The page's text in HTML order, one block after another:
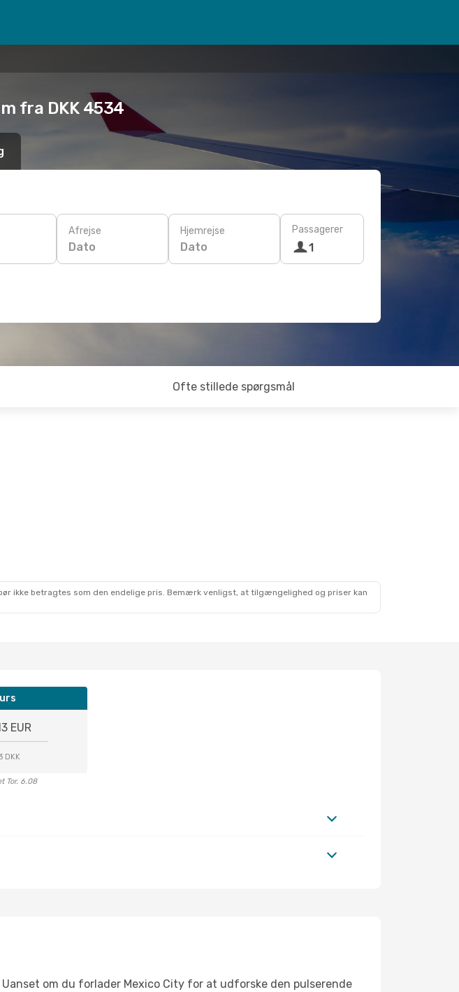
fra DKK 4534
Afrejse
Dato
Hjemrejse
Dato
Passagerer
1
Ofte stillede spørgsmål
ikke betragtes som den endelige pris. Bemærk venligst, at tilgængelighed og priser kan
EUR
DKK
Tor. 6.08
om du forlader Mexico City for at udforske den pulserende